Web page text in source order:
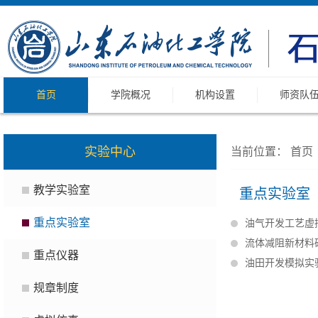
首页 学院概况 机构设置 师资队
实验中心
教学实验室
重点实验室
重点仪器
规章制度
当前位置： 首页
重点实验室
油气开发工艺
流体减阻新材料
油田开发模拟实